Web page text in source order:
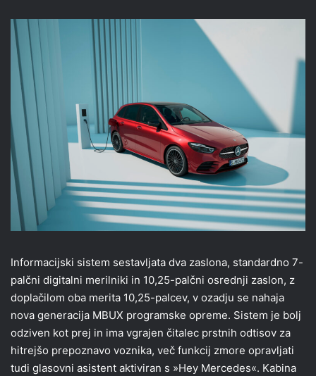
Informacijski sistem sestavljata dva zaslona, standardno 7-
palčni digitalni merilniki in 10,25-palčni osrednji zaslon, z
doplačilom oba merita 10,25-palcev, v ozadju se nahaja
nova generacija MBUX programske opreme. Sistem je bolj
odziven kot prej in ima vgrajen čitalec prstnih odtisov za
hitrejšo prepoznavo voznika, več funkcij zmore opravljati
tudi glasovni asistent aktiviran s »Hey Mercedes«. Kabina